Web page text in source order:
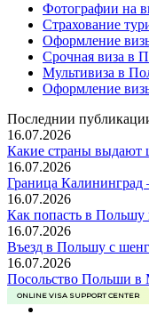
Фотографии на
Страхование
Оформление
Срочная виза в
Мультивиза в
Оформление
Последнии
16.07.2026
Какие страны выдают
16.07.2026
Граница
16.07.2026
Как попасть в Польшу
16.07.2026
Въезд в Польшу с
16.07.2026
Посольство Польши в
ONLINE VISA SUPPORT CENTER